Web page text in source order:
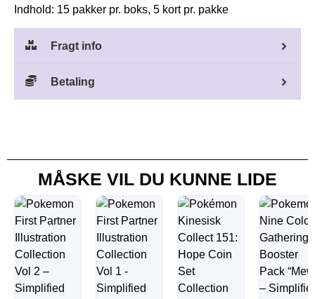
Indhold: 15 pakker pr. boks, 5 kort pr. pakke
Fragt info
Betaling
MÅSKE VIL DU KUNNE LIDE